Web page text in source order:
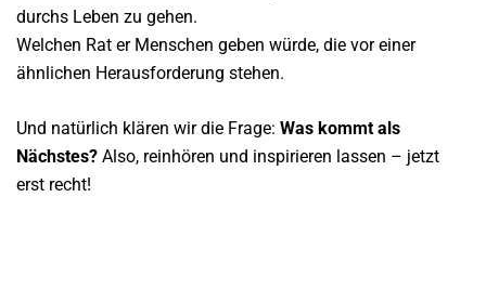
durchs Leben zu gehen.
Welchen Rat er Menschen geben würde, die vor einer
ähnlichen Herausforderung stehen.
Und natürlich klären wir die Frage: Was kommt als
Nächstes? Also, reinhören und inspirieren lassen – jetzt
erst recht!